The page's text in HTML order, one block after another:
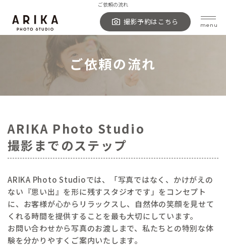
ご依頼の流れ
menu
トップページ
フォトスタジオについて
ご依頼の流れ
ギャラリー
撮影実績集
お客様の声
よくある質問
アクセス
ご予約・お問い合わせ
撮影予約はこちら
ご依頼の流れ
ARIKA Photo Studio
撮影までのステップ
ARIKA Photo Studioでは、「写真ではなく、かけがえの
ない『思い出』を形に残すスタジオです」をコンセプト
に、お客様が心からリラックスし、自然体の笑顔を見せて
くれる時間を提供することを最も大切にしています。
お問い合わせから写真のお渡しまで、私たちとの特別な体
験を分かりやすくご案内いたします。